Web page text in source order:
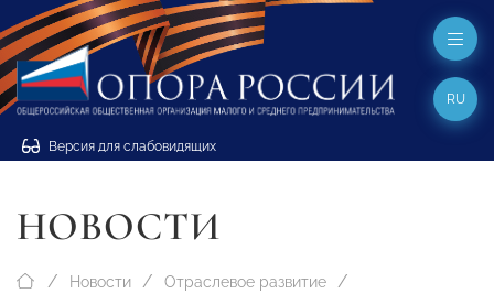
Версия для слабовидящих
RU
НОВОСТИ
Новости Отраслевое развитие